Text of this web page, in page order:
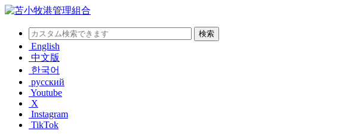
English
中文版
한국어
русский
Youtube
X
Instagram
TikTok